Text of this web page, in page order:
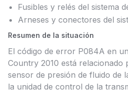
Fusibles y relés del sistema
Arneses y conectores del
Resumen de la situación
El código de error P084A en
Country 2010 está relacionado
sensor de presión de fluido de
la unidad de control de la